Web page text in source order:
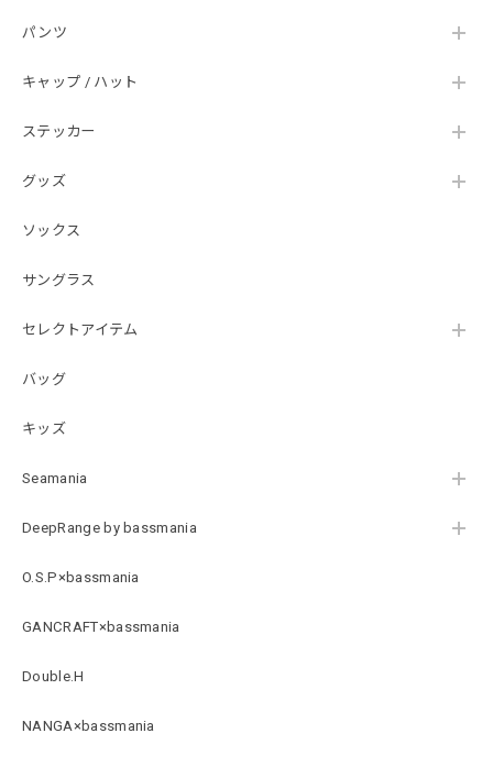
パンツ
キャップ / ハット
ステッカー
グッズ
ソックス
サングラス
セレクトアイテム
バッグ
キッズ
Seamania
DeepRange by bassmania
O.S.P×bassmania
GANCRAFT×bassmania
Double.H
NANGA×bassmania
はじめて利用しましたが、商品の梱包も問題なく大変迅速に
ジが同封されており、気遣いの行き届いた対応だなと感じま
後は購入したルアーで実釣するのみです！ ありがとうござい
【DeepRangebybassmania】Active Summer Cargo Pants［BLACK］